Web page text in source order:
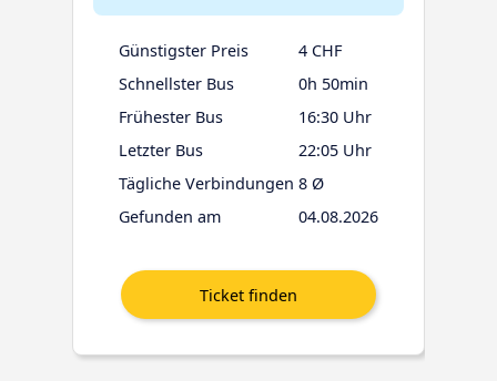
Günstigster Preis
4 CHF
Schnellster Bus
0h 50min
Frühester Bus
16:30 Uhr
Letzter Bus
22:05 Uhr
Tägliche Verbindungen 8 Ø
Gefunden am
04.08.2026